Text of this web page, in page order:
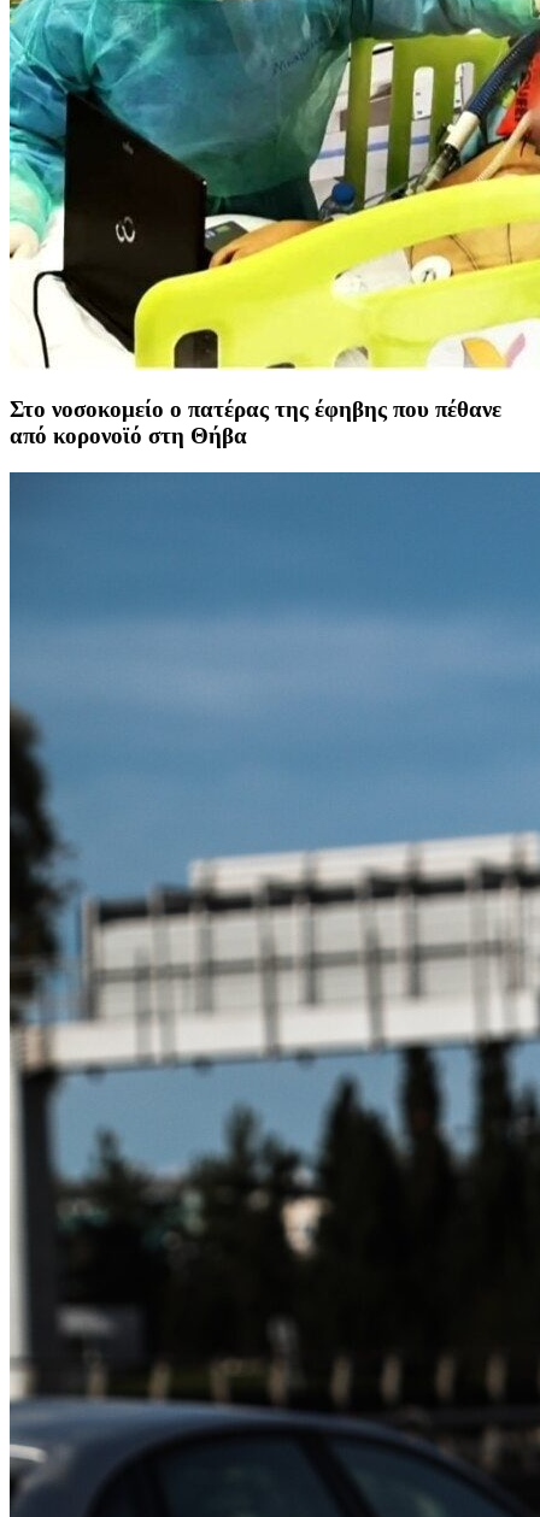
Στο νοσοκομείο ο πατέρας της έφηβης που πέθανε
από κορονοϊό στη Θήβα